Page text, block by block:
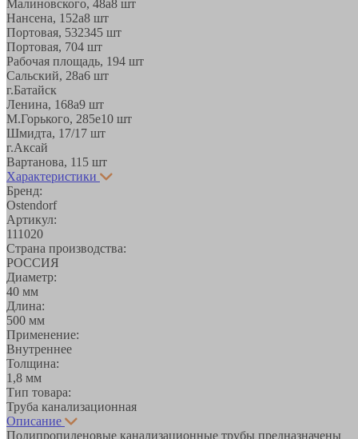
Малиновского, 48а8 шт
Нансена, 152а8 шт
Портовая, 532345 шт
Портовая, 704 шт
Рабочая площадь, 194 шт
Сальский, 28a6 шт
г.Батайск
Ленина, 168а9 шт
М.Горького, 285е10 шт
Шмидта, 17/1 7 шт
г.Аксай
Вартанова, 11 5 шт
Характеристики
Бренд:
Ostendorf
Артикул:
111020
Страна производства:
РОССИЯ
Диаметр:
40 мм
Длина:
500 мм
Применение:
Внутреннее
Толщина:
1,8 мм
Тип товара:
Труба канализационная
Описание
Полипропиленовые канализационные трубы предназначены